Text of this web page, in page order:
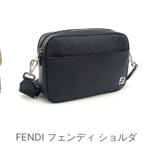
FENDI フェンディ ショルダ